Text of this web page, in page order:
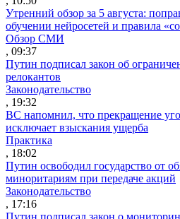
Утренний обзор за 5 августа:
обучении нейросетей и правила
Обзор СМИ
, 09:37
Путин подписал закон об
релокантов
Законодательство
, 19:32
ВС напомнил, что прекращение
исключает взыскания ущерба
Практика
, 18:02
Путин освободил государство от
миноритариям при передаче акций
Законодательство
, 17:16
Путин подписал закон о